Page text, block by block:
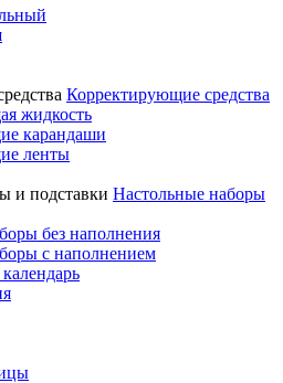
Корректирующие средства
жидкость
карандаши
ленты
Настольные наборы
без наполнения
с наполнением